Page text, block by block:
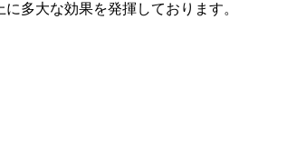
多大な効果を発揮しております。​